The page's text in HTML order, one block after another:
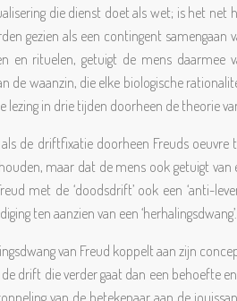
die dienst doet als wet; is het
gezien als een contingent
en rituelen, getuigt de mens
de waanzin, die elke biologische
in drie tijden doorheen de theorie
de driftfixatie doorheen Freuds
maar dat de mens ook getuigt
met de ‘doodsdrift’ ook een ‘anti-
ten aanzien van een
van Freud koppelt aan zijn
drift die verder gaat dan een behoefte
van de betekenaar aan de